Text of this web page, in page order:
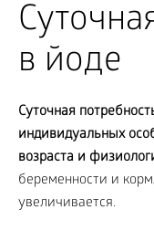
в йоде
Суточная
индивидуальных
возраста и
беременности и
увеличивается.